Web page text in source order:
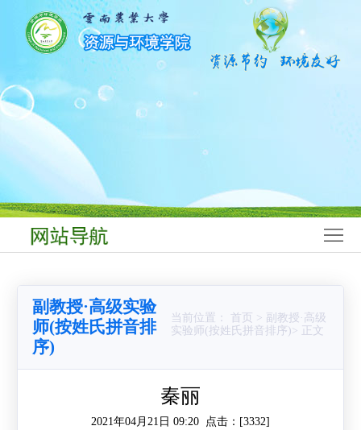
首
院
师
伍
建
科
研
副教授·高级实验
师(按姓氏拼音排
序)
当前位置： 首页 > 副教授·高级
实验师(按姓氏拼音排序)> 正文
秦丽
2021年04月21日 09:20 点击：[3332]